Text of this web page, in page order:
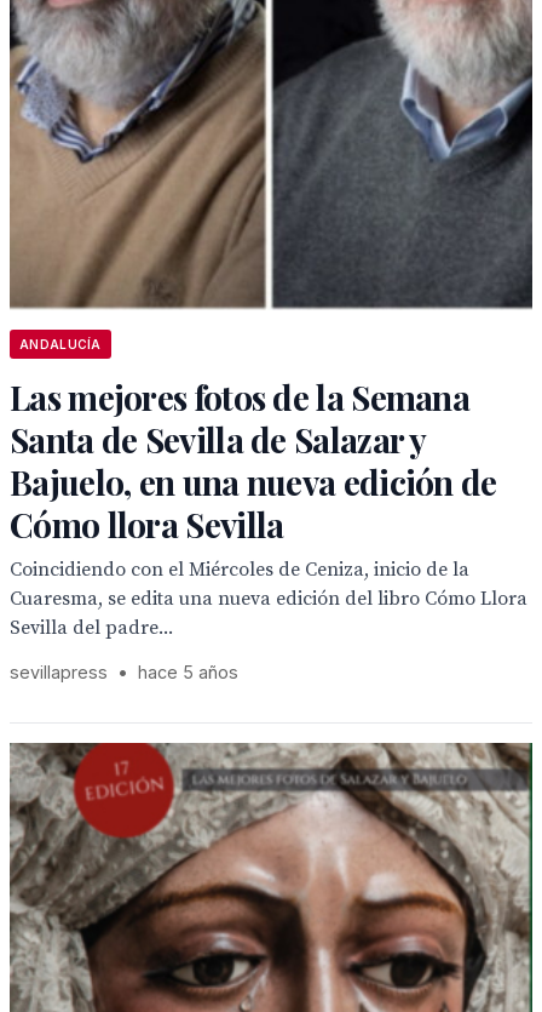
ANDALUCÍA
Las mejores fotos de la Semana
Santa de Sevilla de Salazar y
Bajuelo, en una nueva edición de
Cómo llora Sevilla
Coincidiendo con el Miércoles de Ceniza, inicio de la
Cuaresma, se edita una nueva edición del libro Cómo Llora
Sevilla del padre...
sevillapress • hace 5 años